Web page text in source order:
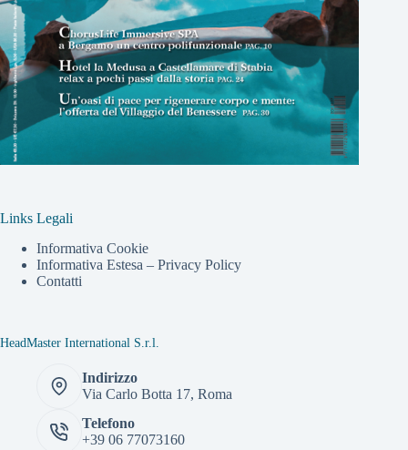
Links Legali
Informativa Cookie
Informativa Estesa – Privacy Policy
Contatti
HeadMaster International S.r.l.
Indirizzo
Via Carlo Botta 17, Roma
Telefono
+39 06 77073160